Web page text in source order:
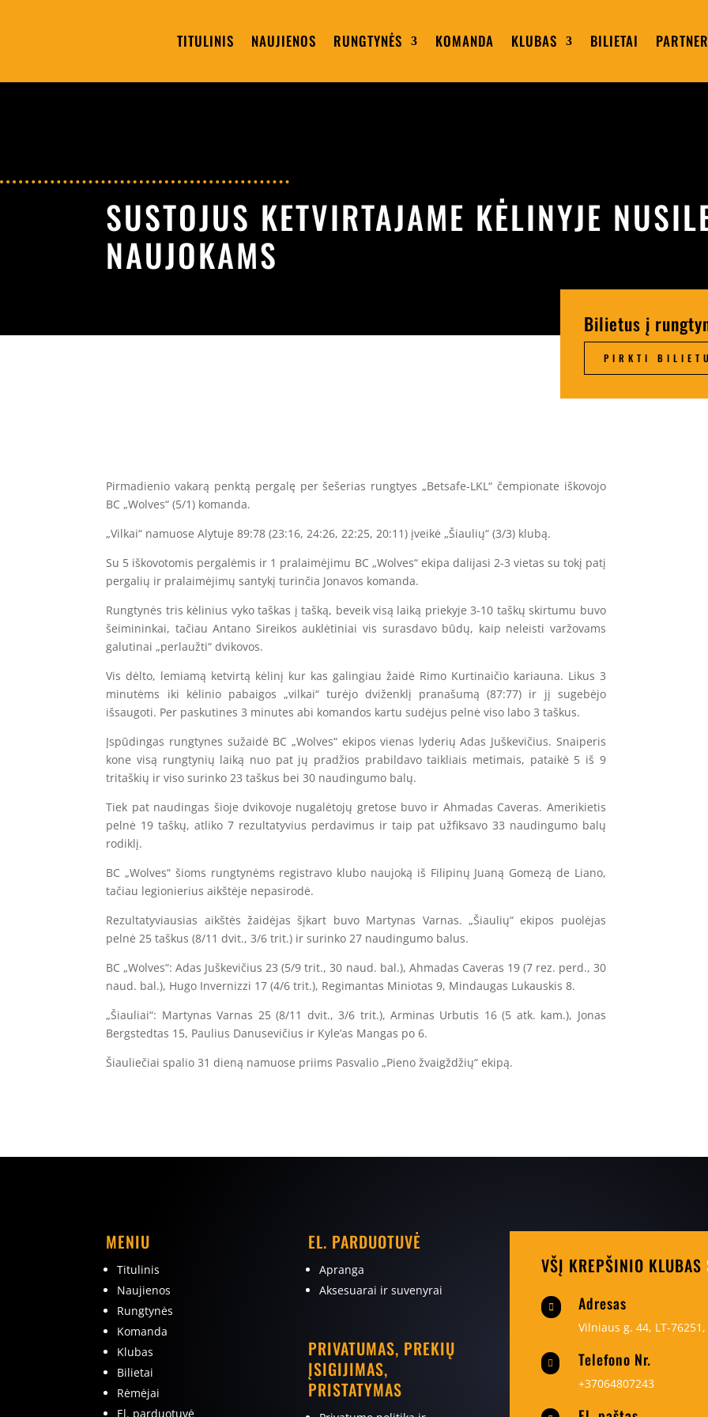
TITULINIS NAUJIENOS RUNGTYNĖS KOMANDA KLUBAS BILIETAI
SUSTOJUS KETVIRTAJAME KĖLINYJE
NAUJOKAMS
Bilietus į
PIRKTI
Pirmadienio vakarą penktą pergalę per šešerias rungtyes „Betsafe-LKL“ čempionate iškovojo
BC „Wolves“ (5/1) komanda.
„Vilkai“ namuose Alytuje 89:78 (23:16, 24:26, 22:25, 20:11) įveikė „Šiaulių“ (3/3) klubą.
Su 5 iškovotomis pergalėmis ir 1 pralaimėjimu BC „Wolves“ ekipa dalijasi 2-3 vietas su tokį patį
pergalių ir pralaimėjimų santykį turinčia Jonavos komanda.
Rungtynės tris kėlinius vyko taškas į tašką, beveik visą laiką priekyje 3-10 taškų skirtumu buvo
šeimininkai, tačiau Antano Sireikos auklėtiniai vis surasdavo būdų, kaip neleisti varžovams
galutinai „perlaužti“ dvikovos.
Vis dėlto, lemiamą ketvirtą kėlinį kur kas galingiau žaidė Rimo Kurtinaičio kariauna. Likus 3
minutėms iki kėlinio pabaigos „vilkai“ turėjo dviženklį pranašumą (87:77) ir jį sugebėjo
išsaugoti. Per paskutines 3 minutes abi komandos kartu sudėjus pelnė viso labo 3 taškus.
Įspūdingas rungtynes sužaidė BC „Wolves“ ekipos vienas lyderių Adas Juškevičius. Snaiperis
kone visą rungtynių laiką nuo pat jų pradžios prabildavo taikliais metimais, pataikė 5 iš 9
tritaškių ir viso surinko 23 taškus bei 30 naudingumo balų.
Tiek pat naudingas šioje dvikovoje nugalėtojų gretose buvo ir Ahmadas Caveras. Amerikietis
pelnė 19 taškų, atliko 7 rezultatyvius perdavimus ir taip pat užfiksavo 33 naudingumo balų
rodiklį.
BC „Wolves“ šioms rungtynėms registravo klubo naujoką iš Filipinų Juaną Gomezą de Liano,
tačiau legionierius aikštėje nepasirodė.
Rezultatyviausias aikštės žaidėjas šįkart buvo Martynas Varnas. „Šiaulių“ ekipos puolėjas
pelnė 25 taškus (8/11 dvit., 3/6 trit.) ir surinko 27 naudingumo balus.
BC „Wolves“: Adas Juškevičius 23 (5/9 trit., 30 naud. bal.), Ahmadas Caveras 19 (7 rez. perd., 30
naud. bal.), Hugo Invernizzi 17 (4/6 trit.), Regimantas Miniotas 9, Mindaugas Lukauskis 8.
„Šiauliai“: Martynas Varnas 25 (8/11 dvit., 3/6 trit.), Arminas Urbutis 16 (5 atk. kam.), Jonas
Bergstedtas 15, Paulius Danusevičius ir Kyle’as Mangas po 6.
Šiauliečiai spalio 31 dieną namuose priims Pasvalio „Pieno žvaigždžių“ ekipą.
MENIU
Titulinis
Naujienos
Rungtynės
Komanda
Klubas
Bilietai
Rėmėjai
El. parduotuvė
EL. PARDUOTUVĖ
Apranga
Aksesuarai ir suvenyrai
PRIVATUMAS, PREKIŲ
ĮSIGIJIMAS,
PRISTATYMAS
VŠĮ KREPŠINIO KLUBAS
 Adresas
Vilniaus g. 44, LT-
 Telefono Nr.
+37064807243